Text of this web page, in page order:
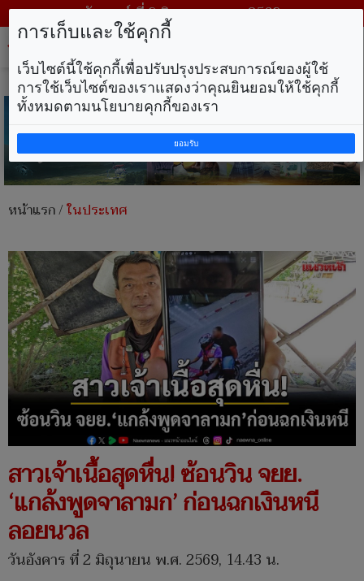
วันเสาร์ ที่ 8 สิงหาคม พ.ศ. 2569
หน้าแรก/ในประเทศ
สาวเจ้าเนื้อสุดหื่น! ซ้อนวิน จยย.
‘แกล้งพูดจาลามก’ ก่อนฉกเงินหนี
ลอยนวล
วันอังคาร ที่ 2 มิถุนายน พ.ศ. 2569, 14.43 น.
การเก็บและใช้คุกกี้
เว็บไซต์นี้ใช้คุกกี้เพื่อปรับปรุงประสบการณ์ของผู้ใช้
การใช้เว็บไซต์ของเราแสดงว่าคุณยินยอมให้ใช้คุกกี้
ทั้งหมดตามนโยบายคุกกี้ของเรา
ยอมรับ